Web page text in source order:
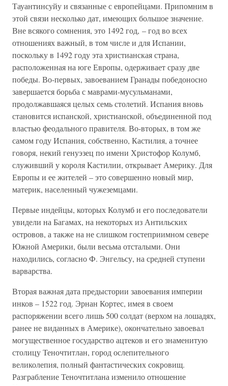
Тауантинсуйу и связанные с европейцами. Припомним в
этой связи несколько дат, имеющих большое значение.
Вне всякого сомнения, это 1492 год, – год во всех
отношениях важный, в том числе и для Испании,
поскольку в 1492 году эта христианская страна,
расположенная на юге Европы, одерживает сразу две
победы. Во-первых, завоеванием Гранады победоносно
завершается борьба с маврами-мусульманами,
продолжавшаяся целых семь столетий. Испания вновь
становится испанской, христианской, объединенной под
властью феодального правителя. Во-вторых, в том же
самом году Испания, собственно, Кастилия, а точнее
говоря, некий генуэзец по имени Христофор Колумб,
служивший у короля Кастилии, открывает Америку. Для
Европы и ее жителей – это совершенно новый мир,
материк, населенный чужеземцами.
Первые индейцы, которых Колумб и его последователи
увидели на Багамах, на некоторых из Антильских
островов, а также на не слишком гостеприимном севере
Южной Америки, были весьма отсталыми. Они
находились, согласно Ф. Энгельсу, на средней ступени
варварства.
Вторая важная дата предыстории завоевания империи
инков – 1522 год. Эрнан Кортес, имея в своем
распоряжении всего лишь 500 солдат (верхом на лошадях,
ранее не виданных в Америке), окончательно завоевал
могущественное государство ацтеков и его знаменитую
столицу Теночтитлан, город ослепительного
великолепия, полный фантастических сокровищ.
Разграбление Теночтитлана изменило отношение